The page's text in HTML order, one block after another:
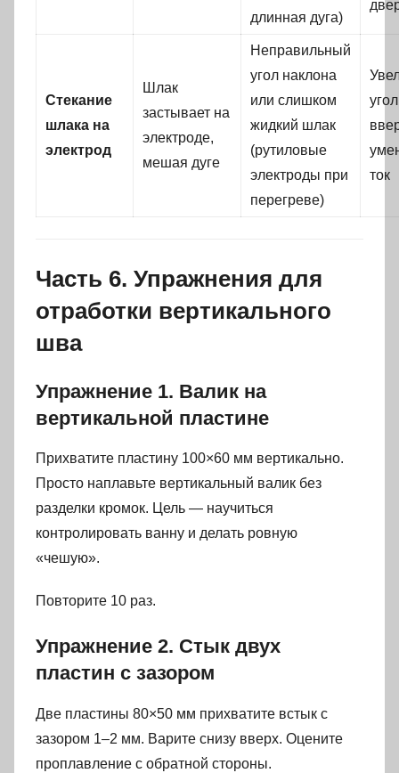
длинная дуга)
Стекание
шлака на
электрод
Шлак
застывает на
электроде,
мешая дуге
Неправильный
угол наклона
или слишком
жидкий шлак
(рутиловые
электроды при
перегреве)
ток
Часть 6. Упражнения для
отработки вертикального
шва
Упражнение 1. Валик на
вертикальной пластине
Прихватите пластину 100×60 мм вертикально.
Просто наплавьте вертикальный валик без
разделки кромок. Цель — научиться
контролировать ванну и делать ровную
«чешую».
Повторите 10 раз.
Упражнение 2. Стык двух
пластин с зазором
Две пластины 80×50 мм прихватите встык с
зазором 1–2 мм. Варите снизу вверх. Оцените
проплавление с обратной стороны.